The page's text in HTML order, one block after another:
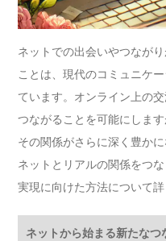
ネットでの出会いやつなが
ことは、現代のコミュニケ
ています。オンライン上の
つながることを可能にしま
その関係がさらに深く豊か
ネットとリアルの関係をつ
実現に向けた方法について詳
ネットから始まる新たなつ